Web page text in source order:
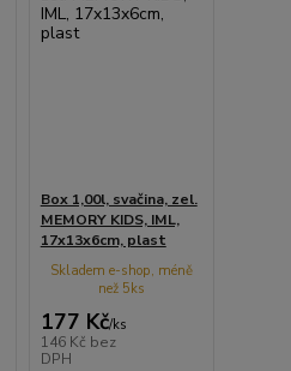
Box 1,00l, svačina, zel.
MEMORY KIDS, IML,
17x13x6cm, plast
177 Kč/ks
146 Kč bez
DPH
Skladem e-shop, méně
než 5ks